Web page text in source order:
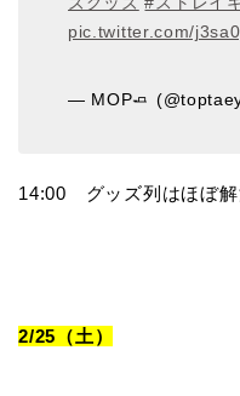
pic.twitter.com/
— MOP🧈
14:00 グッズ列はほぼ解
2/25（土）